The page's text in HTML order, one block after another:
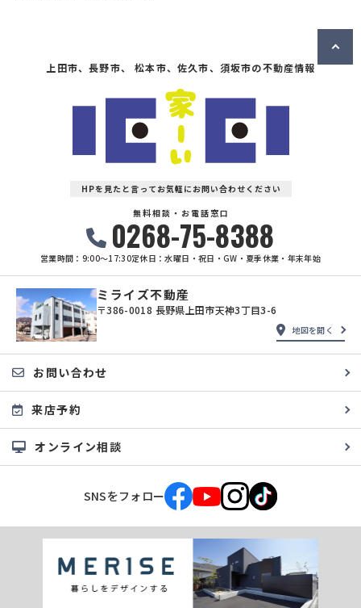
上田市、長野市、 松本市、佐久市、須坂市の不動産情報
HPを見たと言ってお気軽にお問い合わせください
無料相談・お電話窓口
0268-75-8388
営業時間：9:00〜17:30定休日：水曜日・祝日・GW・夏季休業・年末年始
ミライズ不動産
〒386-0018 長野県上田市天神3丁目3-6
地図を開く
お問い合わせ
来店予約
オンライン相談
SNSをフォロー